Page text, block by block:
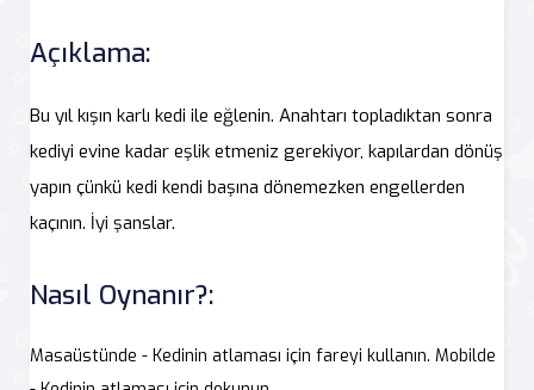
Açıklama:
Bu yıl kışın karlı kedi ile eğlenin. Anahtarı topladıktan sonra
kediyi evine kadar eşlik etmeniz gerekiyor, kapılardan dönüş
yapın çünkü kedi kendi başına dönemezken engellerden
kaçının. İyi şanslar.
Nasıl Oynanır?:
Masaüstünde - Kedinin atlaması için fareyi kullanın. Mobilde